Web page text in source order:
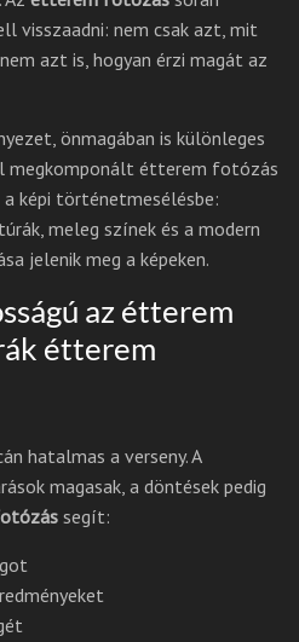
visszaadni: nem csak azt, mit
azt is, hogyan érzi magát az
önmagában is különleges
megkomponált étterem fotózás
képi történetmesélésbe:
meleg színek és a modern
jelenik meg a képeken.
az étterem
étterem
hatalmas a verseny. A
magasak, a döntések pedig
segít: